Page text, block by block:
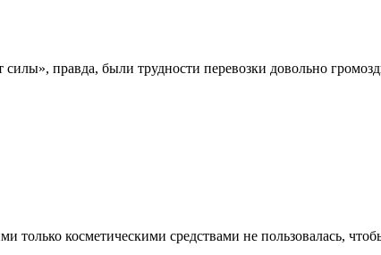
правда, были трудности перевозки довольно
косметическими средствами не пользовалась,